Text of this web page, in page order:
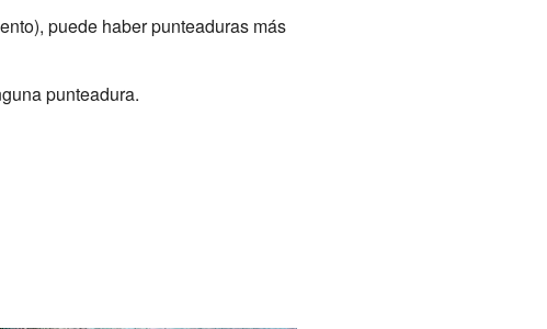
puede haber punteaduras más
punteadura.